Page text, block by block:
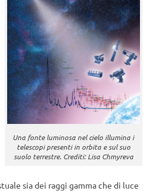
Una fonte luminosa nel cielo illumina i
telescopi presenti in orbita e sul suo
suolo terrestre. Crediti: Lisa Chmyreva
sia dei raggi gamma che di luce